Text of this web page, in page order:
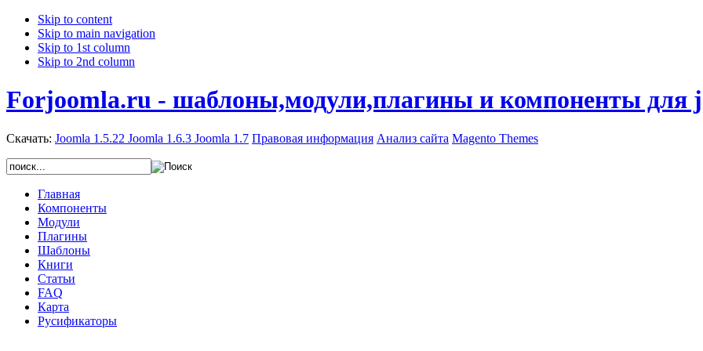
Skip to content
Skip to main navigation
Skip to 1st column
Skip to 2nd column
Forjoomla.ru - шаблоны,модули,плагины и компоненты для
Скачать: Joomla 1.5.22 Joomla 1.6.3 Joomla 1.7 Правовая информация Анализ сайта Magento Themes
Главная
Компоненты
Модули
Плагины
Шаблоны
Книги
Статьи
FAQ
Карта
Русификаторы